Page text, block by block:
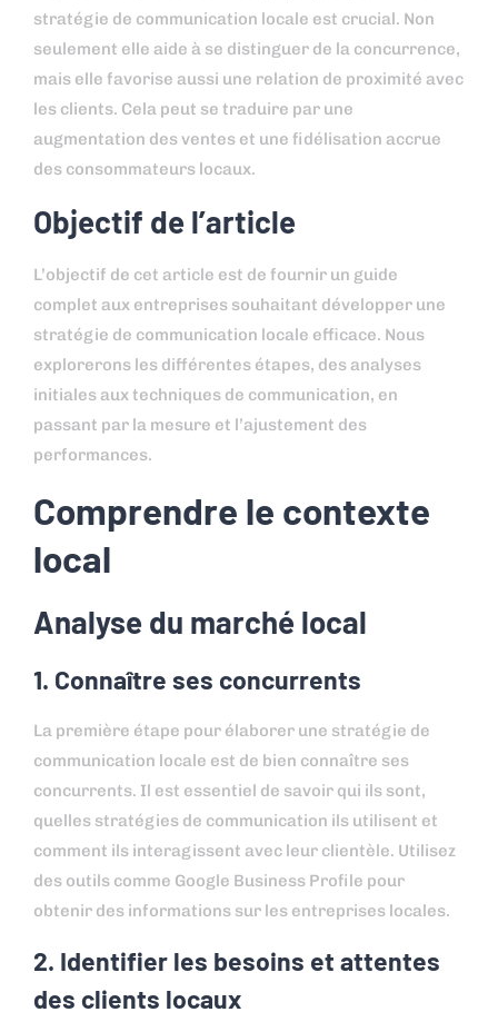
stratégie de communication locale est crucial. Non
seulement elle aide à se distinguer de la concurrence,
mais elle favorise aussi une relation de proximité avec
les clients. Cela peut se traduire par une
augmentation des ventes et une fidélisation accrue
des consommateurs locaux.
Objectif de l’article
L’objectif de cet article est de fournir un guide
complet aux entreprises souhaitant développer une
stratégie de communication locale efficace. Nous
explorerons les différentes étapes, des analyses
initiales aux techniques de communication, en
passant par la mesure et l’ajustement des
performances.
Comprendre le contexte
local
Analyse du marché local
1. Connaître ses concurrents
La première étape pour élaborer une stratégie de
communication locale est de bien connaître ses
concurrents. Il est essentiel de savoir qui ils sont,
quelles stratégies de communication ils utilisent et
comment ils interagissent avec leur clientèle. Utilisez
des outils comme Google Business Profile pour
obtenir des informations sur les entreprises locales.
2. Identifier les besoins et attentes
des clients locaux